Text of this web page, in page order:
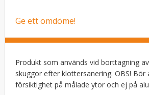
Ge ett omdöme!
Produkt som används vid borttagning
skuggor efter klottersanering. OBS! Bör
försiktighet på målade ytor och ej på